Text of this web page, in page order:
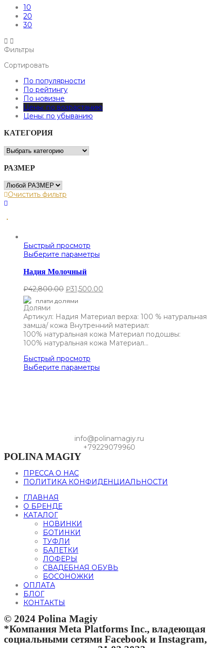
10
20
30
Фильтры
Сортировать
По популярности
По рейтингу
По новизне
Цены: по возрастанию
Цены: по убыванию
КАТЕГОРИЯ
РАЗМЕР
Очистить фильтр
Быстрый просмотр
Выберите параметры
Надия Молочный
₽42,800.00 ₽31,500.00
плати долями
Артикул: Надия Материал верха: 100 % натуральная
замша/ кожа Внутренний материал:
100% натуральная кожа Материал подошвы:
100% натуральная кожа Материал…
Быстрый просмотр
Выберите параметры
info@polinamagiy.ru
+79229079960
POLINA MAGIY
ПРЕССА О НАС
ПОЛИТИКА КОНФИДЕНЦИАЛЬНОСТИ
ГЛАВНАЯ
О БРЕНДЕ
КАТАЛОГ
НОВИНКИ
БОТИНКИ
ТУФЛИ
БАЛЕТКИ
ЛОФЕРЫ
СВАДЕБНАЯ ОБУВЬ
БОСОНОЖКИ
ОПЛАТА
БЛОГ
КОНТАКТЫ
© 2024 Polina Magiy
*Компания Meta Platforms Inc., владеющая
социальными сетями Facebook и Instagram,